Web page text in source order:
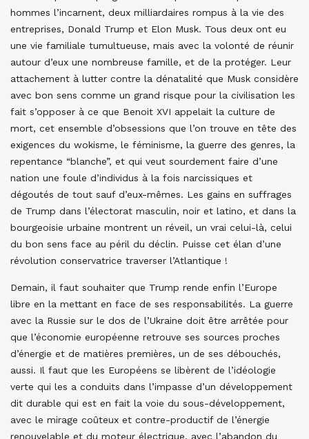
hommes l’incarnent, deux milliardaires rompus à la vie des
entreprises, Donald Trump et Elon Musk. Tous deux ont eu
une vie familiale tumultueuse, mais avec la volonté de réunir
autour d’eux une nombreuse famille, et de la protéger. Leur
attachement à lutter contre la dénatalité que Musk considère
avec bon sens comme un grand risque pour la civilisation les
fait s’opposer à ce que Benoit XVI appelait la culture de
mort, cet ensemble d’obsessions que l’on trouve en tête des
exigences du wokisme, le féminisme, la guerre des genres, la
repentance “blanche”, et qui veut sourdement faire d’une
nation une foule d’individus à la fois narcissiques et
dégoutés de tout sauf d’eux-mêmes. Les gains en suffrages
de Trump dans l’électorat masculin, noir et latino, et dans la
bourgeoisie urbaine montrent un réveil, un vrai celui-là, celui
du bon sens face au péril du déclin. Puisse cet élan d’une
révolution conservatrice traverser l’Atlantique !
Demain, il faut souhaiter que Trump rende enfin l’Europe
libre en la mettant en face de ses responsabilités. La guerre
avec la Russie sur le dos de l’Ukraine doit être arrêtée pour
que l’économie européenne retrouve ses sources proches
d’énergie et de matières premières, un de ses débouchés,
aussi. Il faut que les Européens se libèrent de l’idéologie
verte qui les a conduits dans l’impasse d’un développement
dit durable qui est en fait la voie du sous-développement,
avec le mirage coûteux et contre-productif de l’énergie
renouvelable et du moteur électrique, avec l’abandon du